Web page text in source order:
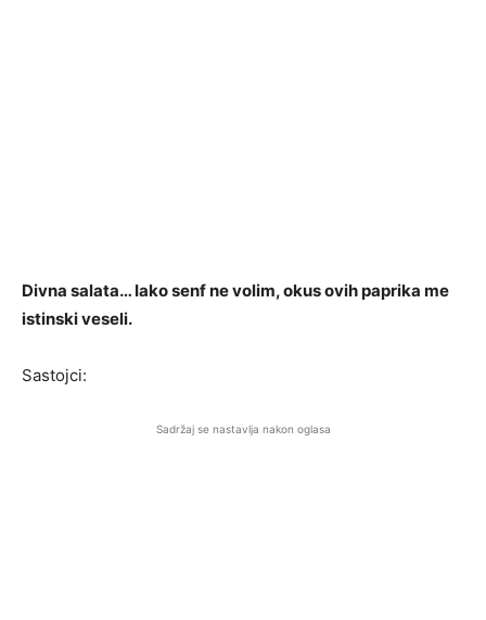
Divna salata… Iako senf ne volim, okus ovih paprika me
istinski veseli.
Sastojci:
Sadržaj se nastavlja nakon oglasa